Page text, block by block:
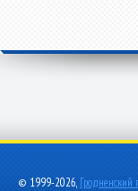
© 1999-2026,